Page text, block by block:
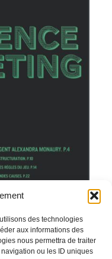
des technologies
aux informations des
nous permettra de traiter
ou les ID uniques
vous cenuméro de
bénéficie d’une